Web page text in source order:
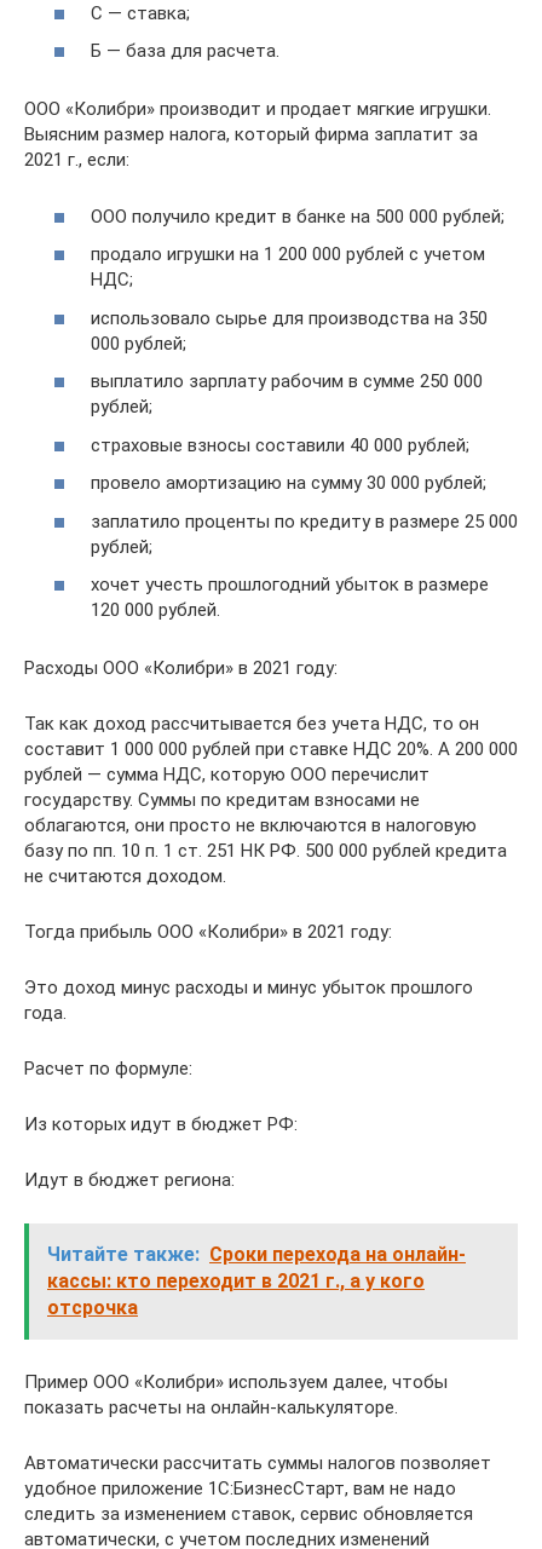
С — ставка;
Б — база для расчета.
ООО «Колибри» производит и продает мягкие игрушки.
Выясним размер налога, который фирма заплатит за
2021 г., если:
ООО получило кредит в банке на 500 000 рублей;
продало игрушки на 1 200 000 рублей с учетом
НДС;
использовало сырье для производства на 350
000 рублей;
выплатило зарплату рабочим в сумме 250 000
рублей;
страховые взносы составили 40 000 рублей;
провело амортизацию на сумму 30 000 рублей;
заплатило проценты по кредиту в размере 25 000
рублей;
хочет учесть прошлогодний убыток в размере
120 000 рублей.
Расходы ООО «Колибри» в 2021 году:
Так как доход рассчитывается без учета НДС, то он
составит 1 000 000 рублей при ставке НДС 20%. А 200 000
рублей — сумма НДС, которую ООО перечислит
государству. Суммы по кредитам взносами не
облагаются, они просто не включаются в налоговую
базу по пп. 10 п. 1 ст. 251 НК РФ. 500 000 рублей кредита
не считаются доходом.
Тогда прибыль ООО «Колибри» в 2021 году:
Это доход минус расходы и минус убыток прошлого
года.
Расчет по формуле:
Из которых идут в бюджет РФ:
Идут в бюджет региона:
Читайте также: Сроки перехода на онлайн-
кассы: кто переходит в 2021 г., а у кого
отсрочка
Пример ООО «Колибри» используем далее, чтобы
показать расчеты на онлайн-калькуляторе.
Автоматически рассчитать суммы налогов позволяет
удобное приложение 1С:БизнесСтарт, вам не надо
следить за изменением ставок, сервис обновляется
автоматически, с учетом последних изменений